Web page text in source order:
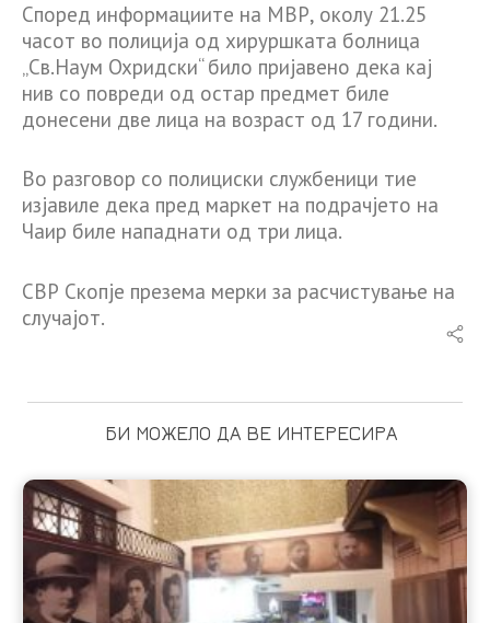
Според информациите на МВР, околу 21.25
часот во полиција од хируршката болница
„Св.Наум Охридски“ било пријавено дека кај
нив со повреди од остар предмет биле
донесени две лица на возраст од 17 години.
Во разговор со полициски службеници тие
изјавиле дека пред маркет на подрачјето на
Чаир биле нападнати од три лица.
СВР Скопје презема мерки за расчистување на
случајот.
БИ МОЖЕЛО ДА ВЕ ИНТЕРЕСИРА